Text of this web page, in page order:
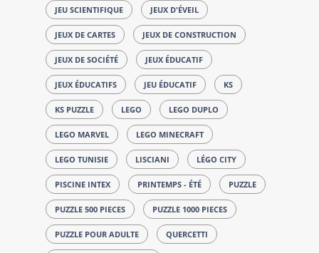
JEU SCIENTIFIQUE JEUX D'ÉVEIL
JEUX DE CARTES JEUX DE CONSTRUCTION
JEUX DE SOCIÉTÉ JEUX ÉDUCATIF
JEUX ÉDUCATIFS JEU ÉDUCATIF KS
KS PUZZLE LEGO LEGO DUPLO
LEGO MARVEL LEGO MINECRAFT
LEGO TUNISIE LISCIANI LÉGO CITY
PISCINE INTEX PRINTEMPS - ÉTÉ PUZZLE
PUZZLE 500 PIECES PUZZLE 1000 PIECES
PUZZLE POUR ADULTE QUERCETTI